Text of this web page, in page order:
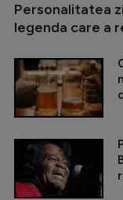
Personalitatea
legenda care a